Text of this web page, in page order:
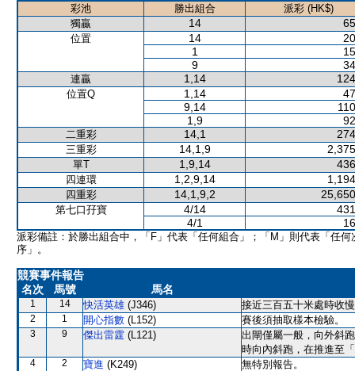
彩池 勝出組合
派彩 (HK$)
獨贏
14
位置 14
1
9
連贏 1,14
位置Q 1,14
9,14
1,9
二重彩 14,1
三重彩 14,1,9
單T 1,9,14
四連環 1,2,9,14
四重彩 14,1,9,2
第七口孖寶 4/14
4/1
派彩備註：於勝出組合中，「F」代表「任何組合」；「M」則代表「任何
序」。
競賽事件報告
名次
馬號 馬名
1 14 快活英雄 (J346) 接近三百五十米處時收
2 1 開心指數 (L152) 賽後須抽取樣本檢驗。
3 9 傑出雷霆 (L121)
出閘僅屬一般，向外斜
時向內斜跑，在推進至
4 2 寶進 (K249) 無特別報告。